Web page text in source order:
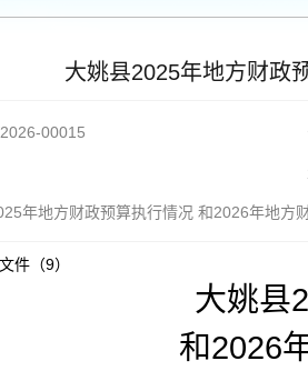
大姚县2025年地方财政
00015
年地方财政预算执行情况 和2026年地方
件（9）
大姚县
和2026